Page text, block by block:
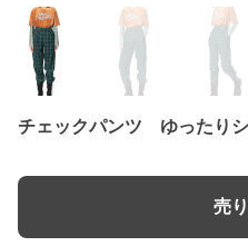
チェックパンツ ゆったりシ
売